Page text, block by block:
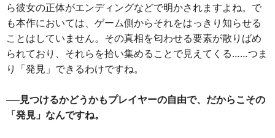
ら彼女の正体がエンディングなどで明かされますよね。で
も本作においては、ゲーム側からそれをはっきり知らせる
ことはしていません。その真相を匂わせる要素が散りばめ
られており、それらを拾い集めることで見えてくる……つま
り「発見」できるわけですね。
──見つけるかどうかもプレイヤーの自由で、だからこその
「発見」なんですね。